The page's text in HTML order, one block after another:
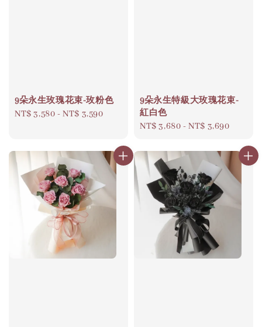
9朵永生玫瑰花束-玫粉色
Regular
NT$ 3,580 -NT$ 3,590
9朵永生特級大玫瑰花束-
紅白色
Regular
NT$ 3,680 -NT$ 3,690